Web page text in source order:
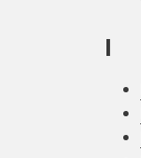
I